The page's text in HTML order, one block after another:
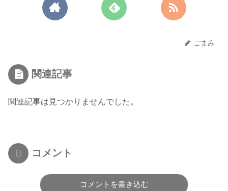
ごまみ
関連記事
関連記事は見つかりませんでした。
コメント
コメントを書き込む